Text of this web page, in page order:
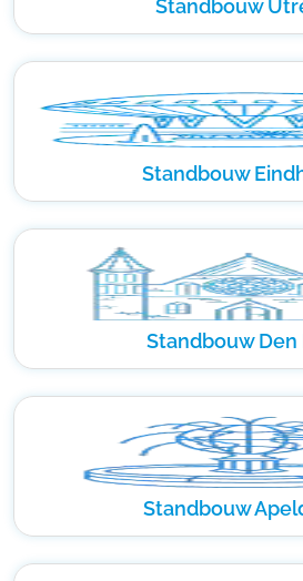
Standbouw
Standbouw
Standbouw Den
Standbouw